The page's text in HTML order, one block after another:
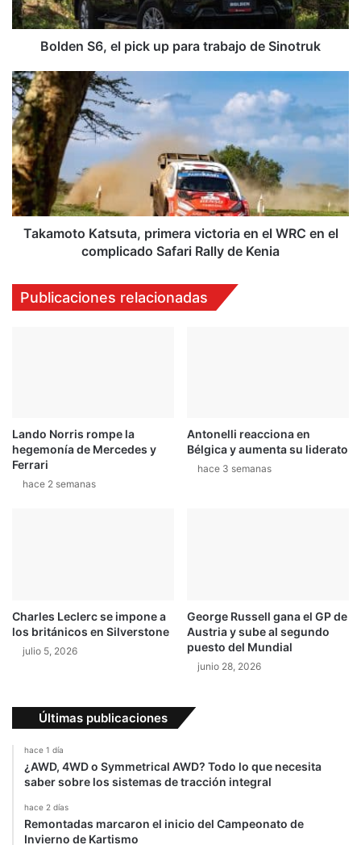
de
Sinotruk
Bolden S6, el pick up para trabajo de Sinotruk
Takamoto
Katsuta,
primera
victoria
en
el
WRC
en
el
complicado
de
Kenia
Takamoto Katsuta, primera victoria en el WRC en el
complicado Safari Rally de Kenia
Publicaciones relacionadas
Lando Norris rompe la
hegemonía de Mercedes y
Ferrari
hace 2 semanas
Antonelli reacciona en
Bélgica y aumenta su liderato
hace 3 semanas
Charles Leclerc se impone a
los británicos en Silverstone
julio 5, 2026
George Russell gana el GP de
Austria y sube al segundo
puesto del Mundial
junio 28, 2026
Últimas publicaciones
hace 1 día
¿AWD, 4WD o Symmetrical AWD? Todo lo que necesita
saber sobre los sistemas de tracción integral
hace 2 días
Remontadas marcaron el inicio del Campeonato de
Invierno de Kartismo